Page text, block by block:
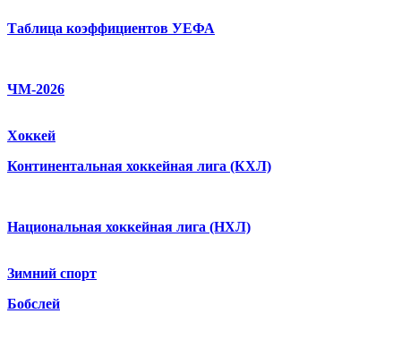
Таблица коэффициентов УЕФА
ЧМ-2026
Хоккей
Континентальная хоккейная лига (КХЛ)
Национальная хоккейная лига (НХЛ)
Зимний спорт
Бобслей